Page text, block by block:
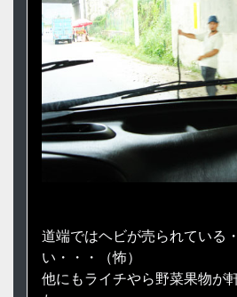
道端ではヘビが売られている
い・・・（怖）
他にもライチやら野菜果物が